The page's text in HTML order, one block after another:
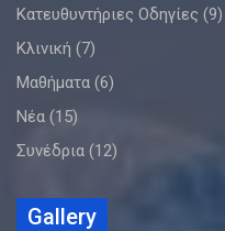
Κατευθυντήριες Οδηγίες (9)
Κλινική (7)
Μαθήματα (6)
Νέα (15)
Συνέδρια (12)
Gallery